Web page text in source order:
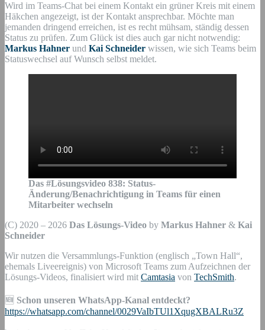
Wird im Teams-Chat bei einem Kontakt ein grüner Kreis mit einem
Häkchen angezeigt, ist der Kontakt ansprechbar. Möchte man
jemanden dringend erreichen, ist es recht mühsam, ständig dessen
Status zu prüfen. Zum Glück ist dies auch gar nicht notwendig:
Markus Hahner und Kai Schneider wissen, wie sich Teams beim
Statuswechsel auf Wunsch selbst meldet.
Das #Lösungsvideo 838: Status-
Änderung/Benachrichtigung in Teams für einen
Mitarbeiter wechseln
(C) 2020 – 2026 Das Lösungs-Video by Markus Hahner & Kai
Schneider
Wir nutzen die Versammlungs-Funktion (englisch „Town Hall“,
ehemals Liveereignis) von Microsoft Teams zum Aufzeichnen der
Lösungs-Videos, finalisiert wird mit Camtasia von TechSmith.
🆕 Schon unseren WhatsApp-Kanal entdeckt?
https://whatsapp.com/channel/0029VaIbTUl1XqugXBALRu3Z